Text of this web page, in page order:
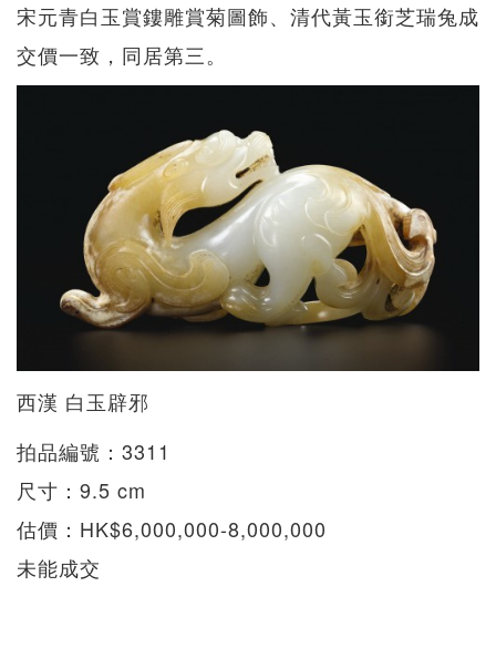
宋元青白玉賞鏤雕賞菊圖飾、清代黃玉銜芝瑞兔成
交價一致，同居第三。
西漢 白玉辟邪
拍品編號：3311
尺寸：9.5 cm
估價：HK$6,000,000-8,000,000
未能成交